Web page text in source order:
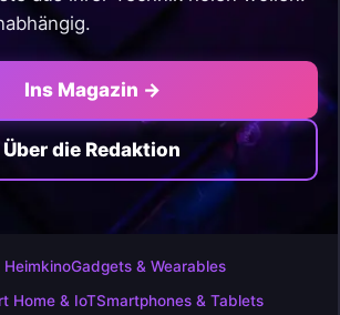
Ins Magazin →
Über die Redaktion
HeimkinoGadgets & Wearables
Home & IoTSmartphones & Tablets